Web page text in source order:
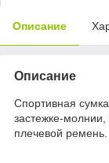
Описание
Описание
Спортивная
застежке-
плечевой ремень.